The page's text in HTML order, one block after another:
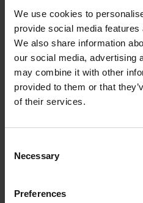
We use cookies to
provide social media
We also share information
our social media, advertising
may combine it with other
provided to them or that
of their services.
Selection
Necessary
Preferences
En quoi l’IRNSS /
des autres systèmes